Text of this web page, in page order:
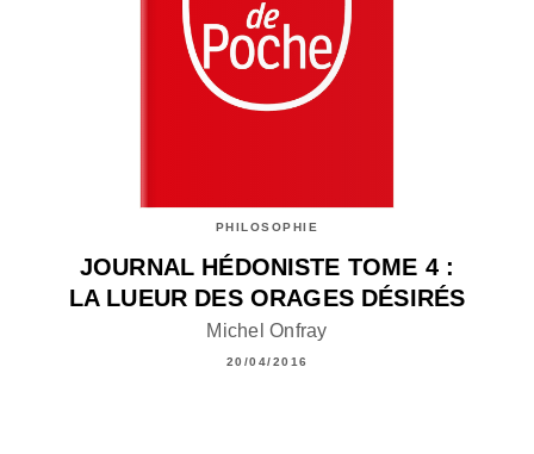
PHILOSOPHIE
JOURNAL HÉDONISTE TOME 4 :
LA LUEUR DES ORAGES DÉSIRÉS
Michel Onfray
20/04/2016